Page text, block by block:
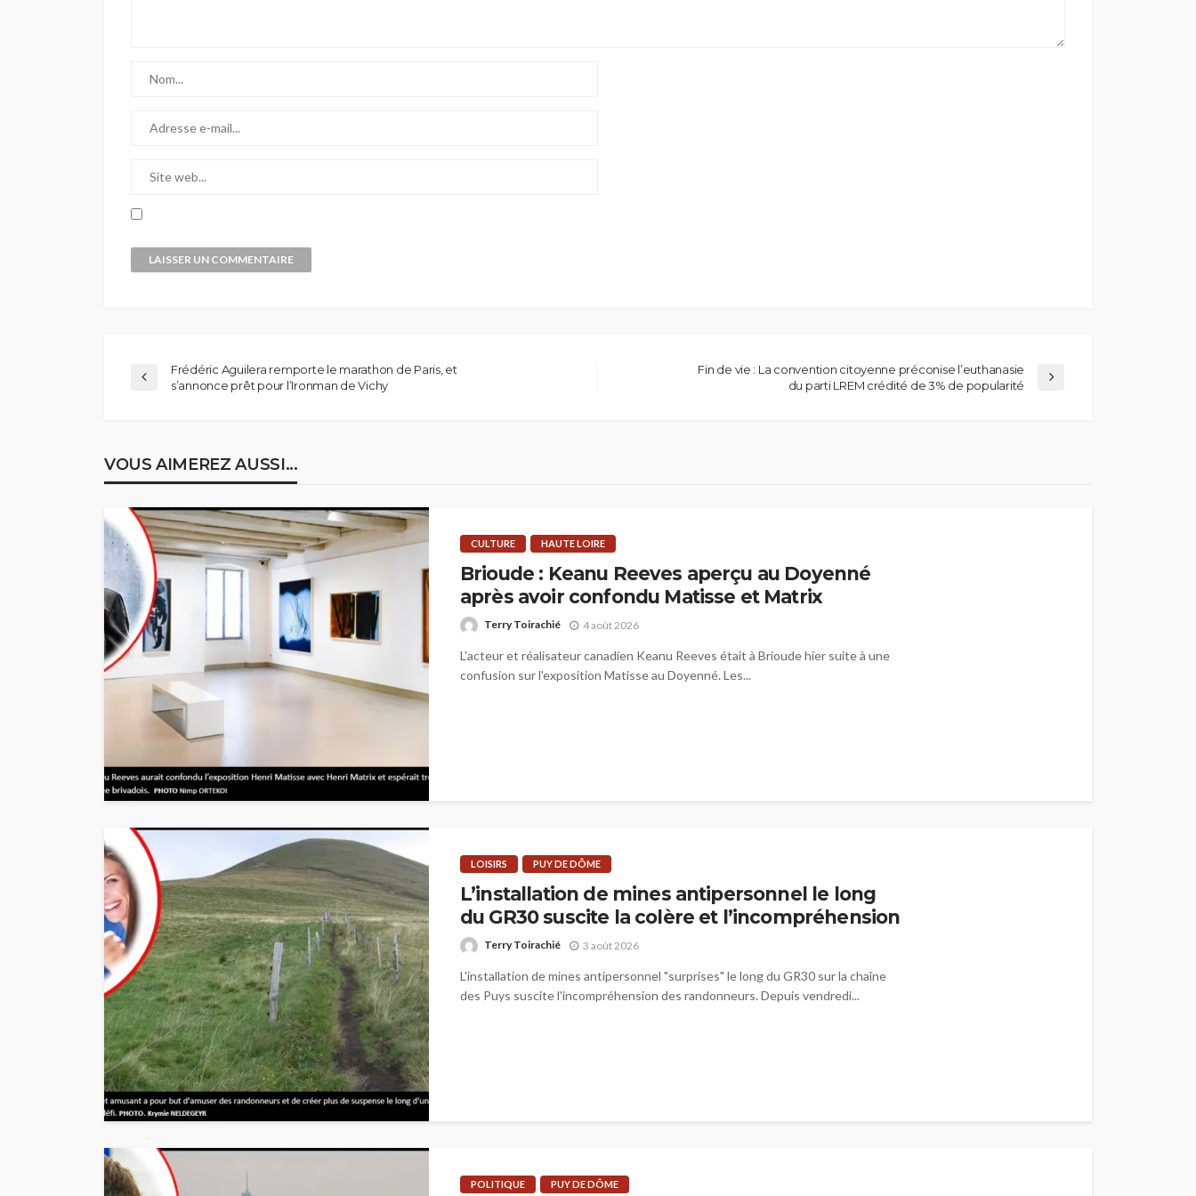
Frédéric Aguilera remporte le marathon de Paris, et
s’annonce prêt pour l’Ironman de Vichy
Fin de vie : La convention citoyenne préconise l’euthanasie
du parti LREM crédité de 3% de popularité
VOUS AIMEREZ AUSSI...
CULTURE HAUTE LOIRE
Brioude : Keanu Reeves aperçu au Doyenné
après avoir confondu Matisse et Matrix
Terry Toirachié 4 août 2026
L'acteur et réalisateur canadien Keanu Reeves était à Brioude hier suite à une
confusion sur l'exposition Matisse au Doyenné. Les...
LOISIRS PUY DE DÔME
L’installation de mines antipersonnel le long
du GR30 suscite la colère et l’incompréhension
Terry Toirachié 3 août 2026
L'installation de mines antipersonnel "surprises" le long du GR30 sur la chaîne
des Puys suscite l'incompréhension des randonneurs. Depuis vendredi...
POLITIQUE PUY DE DÔME